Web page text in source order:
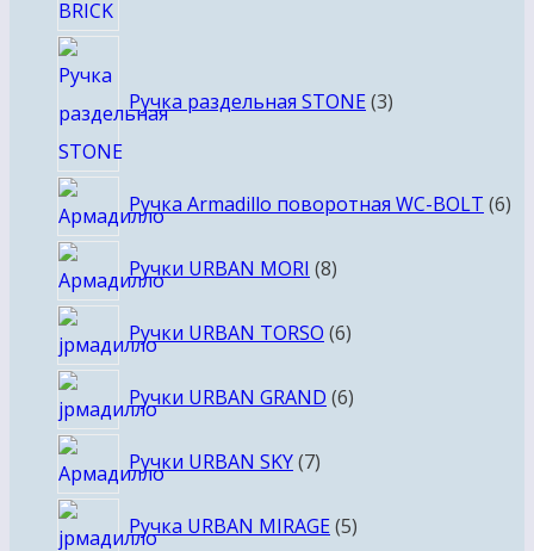
Ручка раздельная STONE 3товара
Ручка Armadillo поворотная WC-BOLT 66
Ручки URBAN MORI 88
Ручки URBAN TORSO 66
Ручки URBAN GRAND 66
Ручки URBAN SKY 77
Ручка URBAN MIRAGE 55